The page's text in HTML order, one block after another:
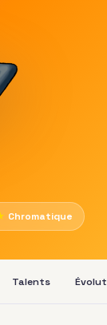
Chromatique
Talents